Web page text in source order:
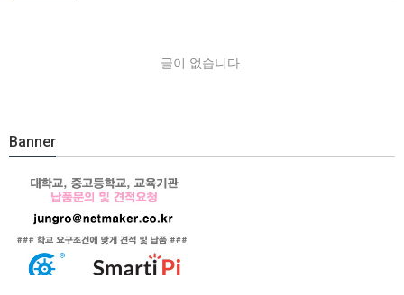
글이 없습니다.
Banner